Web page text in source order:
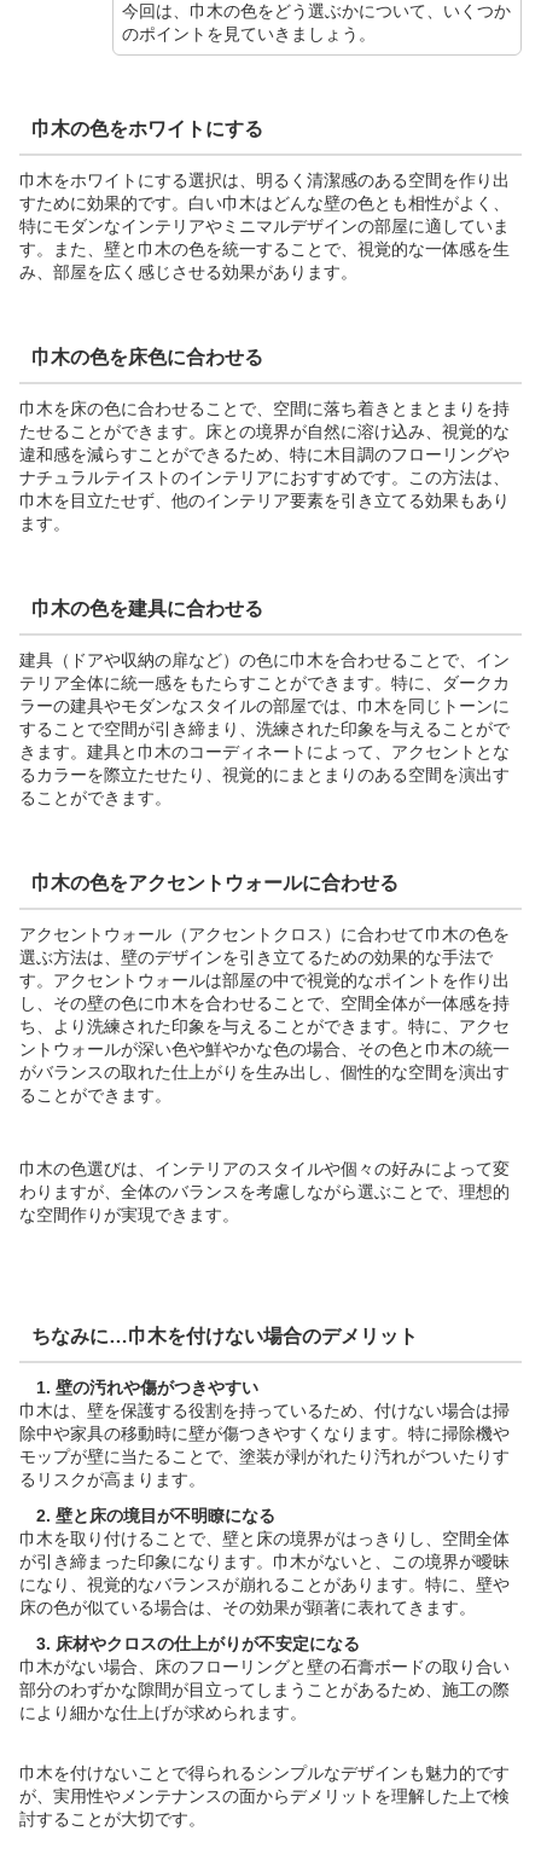
今回は、巾木の色をどう選ぶかについて、いくつか
のポイントを見ていきましょう。
巾木の色をホワイトにする
巾木をホワイトにする選択は、明るく清潔感のある空間を作り出
すために効果的です。白い巾木はどんな壁の色とも相性がよく、
特にモダンなインテリアやミニマルデザインの部屋に適していま
す。また、壁と巾木の色を統一することで、視覚的な一体感を生
み、部屋を広く感じさせる効果があります。
巾木の色を床色に合わせる
巾木を床の色に合わせることで、空間に落ち着きとまとまりを持
たせることができます。床との境界が自然に溶け込み、視覚的な
違和感を減らすことができるため、特に木目調のフローリングや
ナチュラルテイストのインテリアにおすすめです。この方法は、
巾木を目立たせず、他のインテリア要素を引き立てる効果もあり
ます。
巾木の色を建具に合わせる
建具（ドアや収納の扉など）の色に巾木を合わせることで、イン
テリア全体に統一感をもたらすことができます。特に、ダークカ
ラーの建具やモダンなスタイルの部屋では、巾木を同じトーンに
することで空間が引き締まり、洗練された印象を与えることがで
きます。建具と巾木のコーディネートによって、アクセントとな
るカラーを際立たせたり、視覚的にまとまりのある空間を演出す
ることができます。
巾木の色をアクセントウォールに合わせる
アクセントウォール（アクセントクロス）に合わせて巾木の色を
選ぶ方法は、壁のデザインを引き立てるための効果的な手法で
す。アクセントウォールは部屋の中で視覚的なポイントを作り出
し、その壁の色に巾木を合わせることで、空間全体が一体感を持
ち、より洗練された印象を与えることができます。特に、アクセ
ントウォールが深い色や鮮やかな色の場合、その色と巾木の統一
がバランスの取れた仕上がりを生み出し、個性的な空間を演出す
ることができます。
巾木の色選びは、インテリアのスタイルや個々の好みによって変
わりますが、全体のバランスを考慮しながら選ぶことで、理想的
な空間作りが実現できます。
ちなみに…巾木を付けない場合のデメリット
1. 壁の汚れや傷がつきやすい
巾木は、壁を保護する役割を持っているため、付けない場合は掃
除中や家具の移動時に壁が傷つきやすくなります。特に掃除機や
モップが壁に当たることで、塗装が剥がれたり汚れがついたりす
るリスクが高まります。
2. 壁と床の境目が不明瞭になる
巾木を取り付けることで、壁と床の境界がはっきりし、空間全体
が引き締まった印象になります。巾木がないと、この境界が曖昧
になり、視覚的なバランスが崩れることがあります。特に、壁や
床の色が似ている場合は、その効果が顕著に表れてきます。
3. 床材やクロスの仕上がりが不安定になる
巾木がない場合、床のフローリングと壁の石膏ボードの取り合い
部分のわずかな隙間が目立ってしまうことがあるため、施工の際
により細かな仕上げが求められます。
巾木を付けないことで得られるシンプルなデザインも魅力的です
が、実用性やメンテナンスの面からデメリットを理解した上で検
討することが大切です。